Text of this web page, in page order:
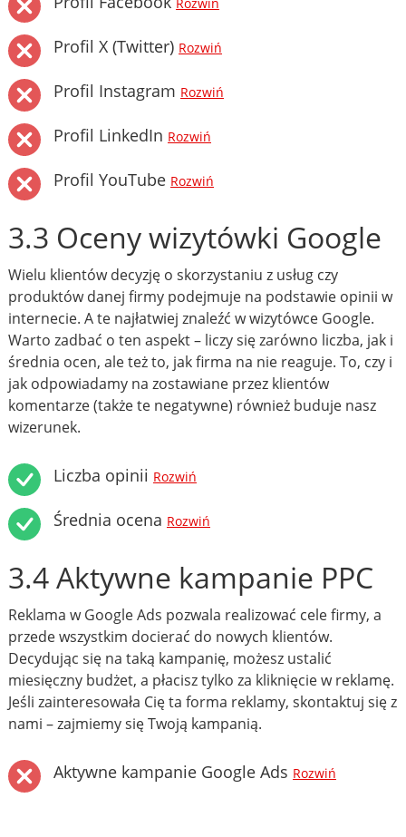
Rozwiń
Profil X (Twitter) Rozwiń
Profil Instagram Rozwiń
Profil LinkedIn Rozwiń
Profil YouTube Rozwiń
3.3 Oceny wizytówki Google
Wielu klientów decyzję o skorzystaniu z usług czy
produktów danej firmy podejmuje na podstawie opinii w
internecie. A te najłatwiej znaleźć w wizytówce Google.
Warto zadbać o ten aspekt – liczy się zarówno liczba, jak i
średnia ocen, ale też to, jak firma na nie reaguje. To, czy i
jak odpowiadamy na zostawiane przez klientów
komentarze (także te negatywne) również buduje nasz
wizerunek.
Liczba opinii Rozwiń
Średnia ocena Rozwiń
3.4 Aktywne kampanie PPC
Reklama w Google Ads pozwala realizować cele firmy, a
przede wszystkim docierać do nowych klientów.
Decydując się na taką kampanię, możesz ustalić
miesięczny budżet, a płacisz tylko za kliknięcie w reklamę.
Jeśli zainteresowała Cię ta forma reklamy, skontaktuj się z
nami – zajmiemy się Twoją kampanią.
Aktywne kampanie Google Ads Rozwiń